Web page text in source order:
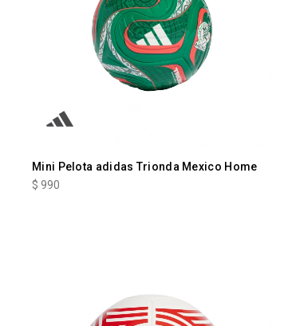
Mini Pelota adidas Trionda Mexico Home
$ 990